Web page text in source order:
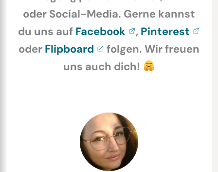
oder Social-Media. Gerne kannst
du uns auf Facebook , Pinterest
oder Flipboard
folgen. Wir freuen
uns auch dich!